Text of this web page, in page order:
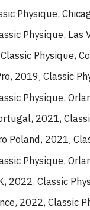
Physique,
Physique, Las
Physique,
2019, Classic
Physique,
2021,
Poland, 2021,
Physique,
2022, Classic
2022, Classic